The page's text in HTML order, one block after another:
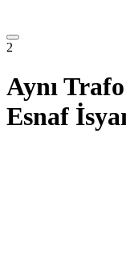
2
Aynı
Esnaf